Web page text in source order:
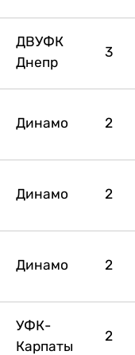
ДВУФК
Днепр
3
Динамо 2
Динамо 2
Динамо 2
УФК-
Карпаты
2